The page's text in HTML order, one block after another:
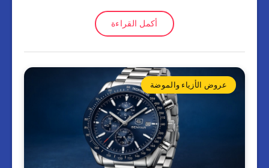
أكمل القراءة
عروض الأزياء والموضة